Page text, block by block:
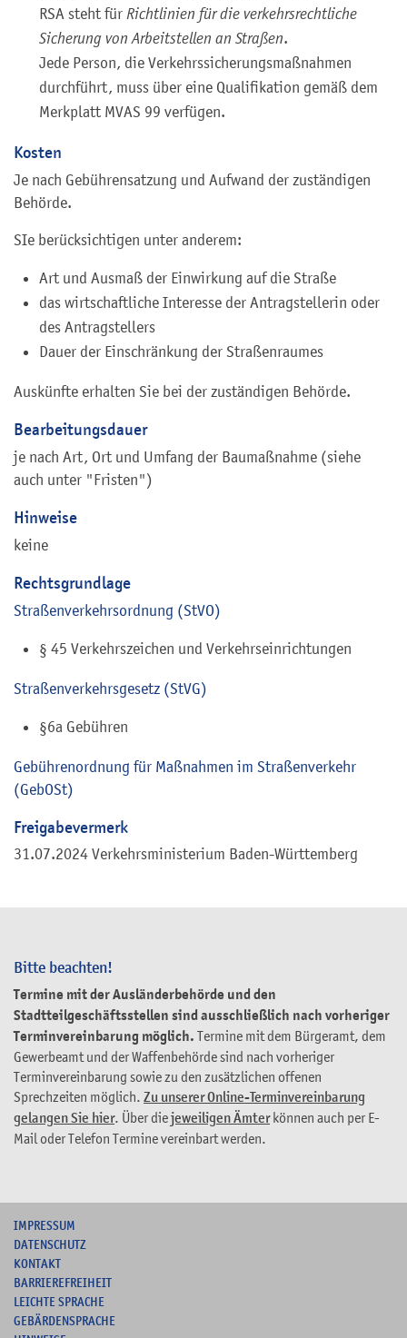
Bitte beachten!
Termine mit der Ausländerbehörde und den
Stadtteilgeschäftsstellen sind ausschließlich nach vorheriger
Terminvereinbarung möglich. Termine mit dem Bürgeramt, dem
Gewerbeamt und der Waffenbehörde sind nach vorheriger
Terminvereinbarung sowie zu den zusätzlichen offenen
Sprechzeiten möglich. Zu unserer Online-Terminvereinbarung
gelangen Sie hier. Über diejeweiligen Ämterkönnen auch per E-
Mail oder Telefon Termine vereinbart werden.
RSA steht für Richtlinien für die verkehrsrechtliche
Sicherung von Arbeitstellen an Straßen.
Jede Person, die Verkehrssicherungsmaßnahmen
durchführt, muss über eine Qualifikation gemäß dem
Merkplatt MVAS 99 verfügen.
Kosten
Je nach Gebührensatzung und Aufwand der zuständigen
Behörde.
SIe berücksichtigen unter anderem:
Art und Ausmaß der Einwirkung auf die Straße
das wirtschaftliche Interesse der Antragstellerin oder
des Antragstellers
Dauer der Einschränkung der Straßenraumes
Auskünfte erhalten Sie bei der zuständigen Behörde.
Bearbeitungsdauer
je nach Art, Ort und Umfang der Baumaßnahme (siehe
auch unter "Fristen")
Hinweise
keine
Rechtsgrundlage
Straßenverkehrsordnung (StVO)
§ 45 Verkehrszeichen und Verkehrseinrichtungen
Straßenverkehrsgesetz (StVG)
§6a Gebühren
Gebührenordnung für Maßnahmen im Straßenverkehr
(GebOSt)
Freigabevermerk
31.07.2024 Verkehrsministerium Baden-Württemberg
IMPRESSUM
DATENSCHUTZ
KONTAKT
BARRIEREFREIHEIT
LEICHTE SPRACHE
GEBÄRDENSPRACHE